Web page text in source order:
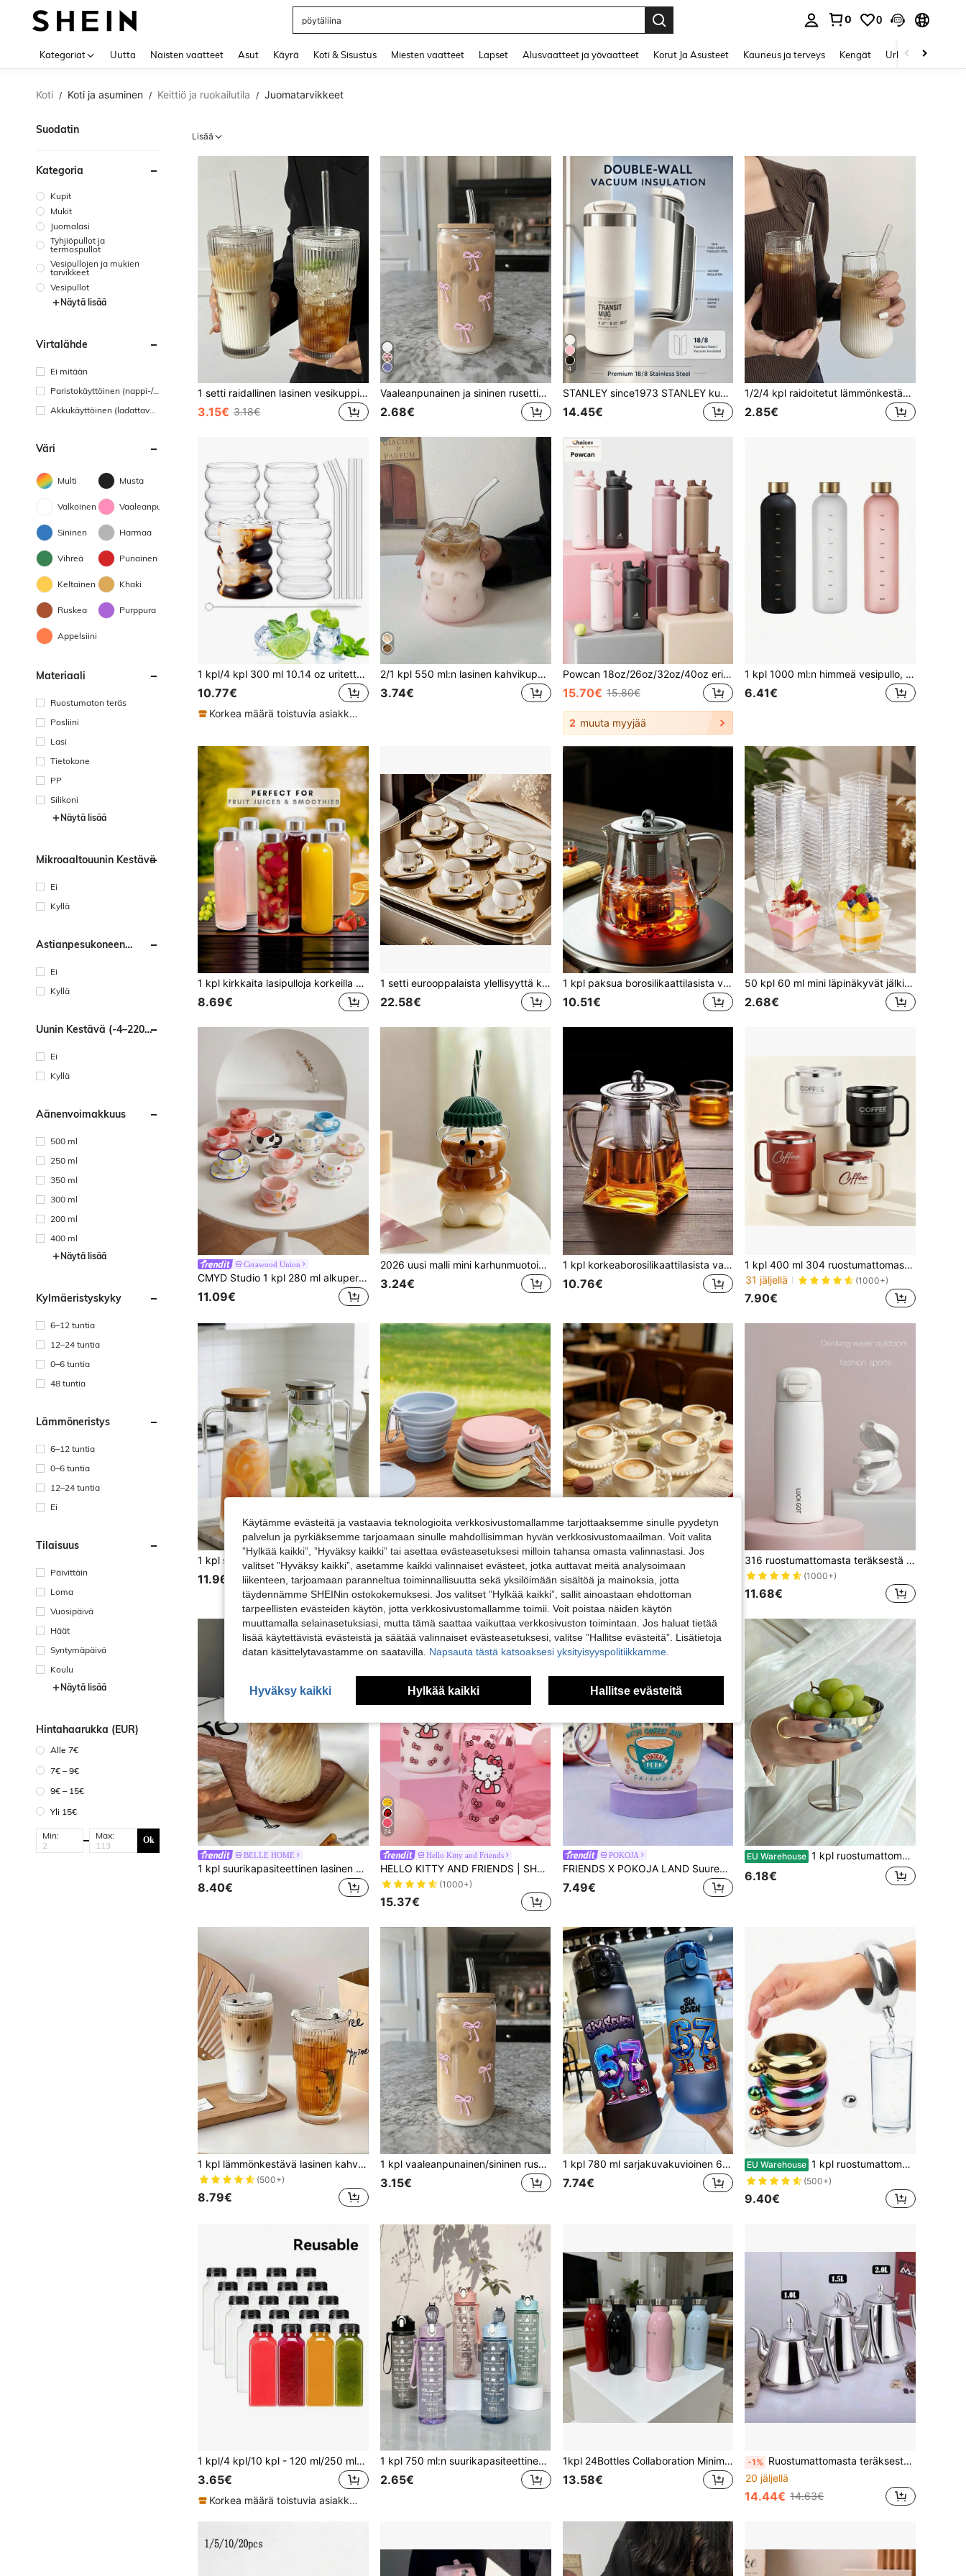
nails
0 0
Kategoriat Uutta Naisten vaatteet Asut Käyrä Koti & Sisustus Miesten vaatteet Lapset Alusvaatteet ja yövaatteet Korut Ja Asusteet Kauneus ja terveys Kengät Urheilu & Ulkoilu
Koti / Koti ja asuminen / Keittiö ja ruokailutila / Juomatarvikkeet
Suodatin
Kategoria
Kupit
Mukit
Juomalasi
Tyhjiöpullot ja
termospullot
Vesipullojen ja mukien
tarvikkeet
Vesipullot
Näytä lisää
Virtalähde
Ei mitään
Paristokäyttöinen (nappi-/n
Akkukäyttöinen (ladattava
Väri
Multi Musta
Valkoinen Vaaleanpunainen
Sininen Harmaa
Vihreä Punainen
Keltainen Khaki
Ruskea Purppura
Appelsiini
Materiaali
Ruostumaton teräs
Posliini
Lasi
Tietokone
PP
Silikoni
Näytä lisää
Mikroaaltouunin Kestävä
Ei
Kyllä
Astianpesukoneen
Ei
Kyllä
Uunin Kestävä (-4–220
Ei
Kyllä
Äänenvoimakkuus
500 ml
250 ml
350 ml
300 ml
200 ml
400 ml
Näytä lisää
Kylmäeristyskyky
6–12 tuntia
12–24 tuntia
0–6 tuntia
48 tuntia
Lämmöneristys
6–12 tuntia
0–6 tuntia
12–24 tuntia
Ei
Tilaisuus
Päivittäin
Loma
Vuosipäivä
Häät
Syntymäpäivä
Koulu
Näytä lisää
Hintahaarukka (EUR)
Alle 7€
7€ – 9€
9€ – 15€
Yli 15€
Min: Max: Ok
Lisää
1 setti raidallinen lasinen vesikuppi pillillä ja kannella, kannettava minimalistinen pystysuoraan raidallinen lasikuppi, korkealaatuinen kahvi- ja mehukuppi, monikäyttöinen juoma-astia, sopii kotiin, toimistoon, rannalle ja erilaisiin juhliin, sopii kahville, teelle, viskille, maidolle, jääkahville ja latelle, esteettinen
3.15€ 3.18€
Vaaleanpunainen ja sininen rusettikuosinen lasimuki bambukannella ja pillillä, jääkahvimuki kylmille juomille, smoothieille ja teelle, monikäyttöinen astianpesukoneen kestävä keittiölasitavara
2.68€
4
STANLEY since1973 STANLEY kuumaa ja kylmää säilyttävä eristetty muki, muodikas ruostumattomasta teräksestä valmistettu matkailukuppi, vuotamaton uudelleenkäytettävä kaksiseinäinen kahvikuppi, sopii kuumille ja kylmille juomille, kivennäisvedelle, hedelmäteelle, mehulle ja kahville, lahja
14.45€
1/2/4 kpl raidoitetut lämmönkestävät lasiset kupit, suuret yksikerroksiset kirkkaat mukit jääkahville, maidolle, mehulle ja matchalle, kausien ympäri käytettävä päivittäinen juomatarvike, monikäyttöinen lasinen tumbleri, kaunis ystävänpäivälahja ja romanttinen sisustus, kupit ilman pilliä, myydään erikseen
2.85€
1 kpl/4 kpl 300 ml 10.14 oz uritettu lasimuki pillillä, aaltoileva läpinäkyvä lasimuki, luova kahvikuppi, juomamuki, aamiaislasi, sopii vedelle, kaurapuurolle, kahville, juomille, maidolle ja mehulle, lahjaksi perheelle, ystäville ja tyttöystävälle, syntymäpäivälahja, kiitospäivälahja, Halloween-lahja
10.77€
Korkea määrä toistuvia asiakkaita
2/1 kpl 550 ml:n lasinen kahvikuppi (ilman pilliä) kotikäyttöön, sopii naisille, juomajuoma maitoteekuppi, koti- ja toimistokäyttöön jääkahviin, mehuun, juomiin ja maitoon, halloweeniin, joulujuhliin, festivaalitarvikkeisiin
3.74€
Powcan 18oz/26oz/32oz/40oz eristetty vesipullo, jossa 2-in-1 pilli ja kaatonokka, pitää juomat jääkylminä, vuotamaton, kaksinkertainen seinämä ruostumattomasta teräksestä valmistettu pullo kuntoiluun, urheiluun, kouluun ja matkoille
15.70€ 15.80€
2 muuta myyjää
1 kpl 1000 ml:n himmeä vesipullo, vuotamaton kannettava urheiluvesikuppi, sopii ulkoiluun, retkeilyyn, ajamiseen, pyöräilyyn
6.41€
1 kpl kirkkaita lasipulloja korkeilla 18 unssia ja 24 unssia, uudelleenkäytettäviä lasisia vesipulloja ruostumattomasta teräksestä valmistetulla korkilla mehustamiseen, jääkaappi, 100 % vuotamaton, lasiset mehupullot, mehukuppi, kahvikuppi, juomavesipullo kuntoiluun, kuntosalille ja ulkoiluun, sopii sekä kylmille että kuumille juomille, äitienpäivä- ja isänpäivälahjat, perheen keittiöjuhlat, toimisto-, poikaystävä- ja tyttöystävälahjat
8.69€
1 setti eurooppalaista ylellisyyttä kultareunaista keraamista kahvikuppisettiä lusikalla, amerikkalaista kahvikuppia ja lautasta, maitoteekuppia, kultareunaista keraamista kahvikuppia ja lautasta, eleganttia turkkilaista kahvikuppia ja lautasta, sopii teekutsuille, iltapäiväteelle, aamuteelle, kokoontumisille ja muuhun
22.58€
1 kpl paksua borosilikaattilasista valmistettu teekannu ruostumattomasta teräksestä valmistetulla teekannulla, lämmönkestävä lasinen teekannu, teesetti Gaiwan-kannu Pu-Erh/Oolong-juomille, 450ml/550ml/750ml/950ml/1300ml, ulkoiluun, retkeilyyn
10.51€
50 kpl 60 ml mini läpinäkyvät jälkiruokakupit (jälkiruokavalokuvauskuppeihin), uudelleenkäytettävät, sopivat kakuille, vanukkaalle, hyytelölle ja alkupaloille, täydelliset häihin, juhliin, syntymäpäiväjuhliin, tyylikkäisiin jälkiruokatarjoiluihin ja ulkoruokailuun, voidaan käyttää jogurttiin, panna cottaan, juustokakkuun, vanukkaaseen, hyytelöön ja alkupaloihin, pinottava malli, helppo säilyttää, kuljettaa ja puhdistaa, mousse-kupit, pienet neliönmuotoiset läpinäkyvät hyytelökupit, mini neliönmuotoiset alkupalokupit, uudelleenkäytettävät vaahtomuoviset jälkiruokakulhot, sopivat kakuille, juhliin, häihin, maistiaisetilaisuuksiin, piirakoille ja muihin tilaisuuksiin
2.68€
Cerawood Union
CMYD Studio 1 kpl 280 ml alkuperäinen pohjoismaiseen tyyliin käsintehty keraaminen kahvikuppi- ja lautassetti, monivärinen ruutu, sydän, pilvi, kukkakuvio, sopii iltapäiväteelle, maidolle, lattelle, jälkiruokalautasille - loistava lahja
11.09€
2026 uusi malli mini karhunmuotoinen lasimuki, hunajakarhu-pillimuki vihreällä hattukannella ja pillillä, läpinäkyvä suloinen karhupullo juomiseen, söpö lasiastia kotiin ja toimistoon, lahja, lukemiseen, juhlapäivälahja, leikkisä juoma-astia, kouluunpaluu
3.24€
1 kpl korkeaborosilikaattilasista valmistettu teekannu, kotitalousteekannu, ruostumattomasta teräksestä valmistettu suodatinteesetti, kung fu -teesetti ja Tianyuanin paikallinen teekannu.
10.76€
1 kpl 400 ml 304 ruostumattomasta teräksestä valmistettu kahvimuki kannella ja kahvalla, kaksikerroksinen lämpöeristetty kahvikuppi, kannettava vuotamaton juomakuppi, polttamaton maiti-, kahvi- ja vesikuppi opiskelijoille ja aikuisille kotiin, toimistoon, retkelle ja kouluun
31 jäljellä
(1000+)
7.90€
11.96€
1 kpl silikoninen kokoontaitettava matkamuki kannella, teleskooppinen uudelleenkäytettävä laajennettava kannettava juomamuki, ulkoilu- ja urheilumuki, silikoninen taitettava muki avainrenkaalla, sopii taskuun, lompakkoon ja reppuun, matkailuun, ruostumattomasta teräksestä valmistettu kokoontaitettava juoma-astia
4.03€
Korkea määrä toistuvia asiakkaita
8.69€
316 ruostumattomasta teräksestä valmistettu kaksinkertainen juomasuulla varustettu eristetty kuppi, unisex-opiskelijaurheiluun tarkoitettu kannettava korkealaatuinen 2-in-1-urheilupullo, koulu- tai retkipullo
(1000+)
11.68€
BELLE HOME
1 kpl suurikapasiteettinen lasinen kahvikuppi, huippuluokan latte-taidekuppi, luova paksu kylmäjuomavesikuppi takaisin kouluun
8.40€
24
Hello Kitty and Friends
HELLO KITTY AND FRIENDS | SHEIN Suuri lasikuppi söpöllä rusetti- ja kissakuviolla, sopii kuumille ja kylmille juomille, kuten kahville, maidolle ja mehulle
(1000+)
15.37€
POKOJA
FRIENDS X POKOJA LAND Suuren tilavuuden lasimuki söpöllä rusetti- ja kissakuviolla, sopii kuumille ja kylmille juomille kuten kahville, maidolle ja mehulle
7.49€
EU Warehouse 1 kpl ruostumattomasta teräksestä valmistettu jäätelökulho, sundae-kulho, jälkiruokakulho, taatelisnacksikulho, hedelmäsalaattikulho, jogurtti-, snack- ja karkkikulho, salaatti-, hedelmä- ja vanukaskulho, juhliin, pyhiin, festivaaleihin ja perhejuhliin
6.18€
1 kpl lämmönkestävä lasinen kahvikuppi kannella ja pillillä - vuotamaton kannettava kuumajuomakuppi, sopii toimistoon ja ulkokäyttöön, muodikas pillikuppi, yksinkertainen kahvikuppi kannella, läpinäkyvä lasinen pillikuppi, toimistokahvikuppi, lasinen kahvikuppi kannella ja pillillä, pillikuppi kannella, kahvikuppi pillillä, juomakuppi kannella ja pillillä takaisin kouluun
(500+)
8.79€
1 kpl vaaleanpunainen/sininen rusettikuvioinen 16 oz läpinäkyvä kahvikuppi bambukannella ja pillillä, suuren kapasiteetin kannettava juomakuppi ulkoiluun ja matkustamiseen, kesän ja talven juomatarvike, syntymäpäivä-, juhla- ja joululahja, lasinen vesipullo, kuppi, jääkahvikuppi, söpö esine, morsiusneitolahja, lasikuppi
3.15€
1 kpl 780 ml sarjakuvakuvioinen 67-teemainen kesäinen vesipullo, sarjakuvavesipullo, urheiluun ja ulkoiluun, kannettava, kevyt, pyöreä, sopii juoksuun ja urheiluun, koulun ensimmäiseen päivään, kouluunpaluulahja, juhliin, matkustamiseen, koulun vesipullo, ihanteellinen lahja syntymäpäiväksi, valmistujaisiin, pojille, tytöille ja nuorille
7.74€
EU Warehouse 1 kpl ruostumattomasta teräksestä valmistettu rannekoru piilotettu viinapullosetti, sopii viskille, vodkalle ja muille alkoholijuomille, urheilujuomapullo, ulkoiluaktiviteetit, naisten rannetarvikkeet, retkeilybaarivarusteet
(500+)
9.40€
1 kpl/4 kpl/10 kpl - 120 ml/250 ml/450 ml - vuotamaton läpinäkyvä muovinen mehupullo - sopii pirtelöille, maidolle ja kotitekoisille juomille - mehupuristusastia hedelmätarroilla
3.65€
Korkea määrä toistuvia asiakkaita
1 kpl 750 ml:n suurikapasiteettinen PC-vesipullo, urheilu- ja kuntoilukäyttöön tarkoitettu kannettava pillimuki, sopii kotiin, ulkoiluun, juomamukiin, kahvikuppiin, maitoteekuppiin, ulkovesipulloon, juomamukiin, vesipulloon, vesikannuun, taloustavaroihin, ulkotarvikkeisiin, kodin sisustukseen, kotitaloustarvikkeisiin, lahjaan naisille, lahjaan miehille, lahjaan äidille, lahjaan isälle, lahjaan isoisälle, lahjaan isoäidille
2.65€
1kpl 24Bottles Collaboration Minimalistinen Eristetty Vesipullo, 24 tunnin lämpötilan säätö, Materiaali, Uudelleenkäytettävä Toimistoon, Ulkoiluun, Retkeilyyn
13.58€
-1% Ruostumattomasta teräksestä valmistettu paksuvedon vedenkeitin irrotettavalla infuuserilla, suodatettu öljykannu kahvitarjoilija ja teepannu, sopii hotelleihin ja ravintoloihin, täydellinen teen hauduttamiseen, induktioliedelle yhteensopiva, sopii kotiin ja ulkokäyttöön
20 jäljellä
14.44€ 14.63€
Käytämme evästeitä ja vastaavia teknologioita verkkosivustomallamme tarjottaaksemme sinulle pyydetyn
palvelun ja pyrkiäksemme tarjoamaan sinulle mahdollisimman hyvän verkkosivustomaailman. Voit valita
”Hylkää kaikki”, ”Hyväksy kaikki” tai asettaa evästeasetuksesi milloin tahansa omasta valinnastasi. Jos
valitset ”Hyväksy kaikki”, asetamme kaikki valinnaiset evästeet, jotka auttavat meitä analysoimaan
liikenteen, tarjoamaan paranneltua toiminnallisuutta sekä yksilöimään sisältöä ja mainoksia, jotta
täydennämme SHEINin ostokokemuksesi. Jos valitset ”Hylkää kaikki”, sallit ainoastaan ehdottoman
tarpeellisten evästeiden käytön, jotta verkkosivustomallamme toimii. Voit poistaa näiden käytön
muuttamalla selainasetuksiasi, mutta tämä saattaa vaikuttaa verkkosivuston toimintaan. Jos haluat tietää
lisää käytettävistä evästeistä ja säätää valinnaiset evästeasetuksesi, valitse ”Hallitse evästeitä”. Lisätietoja
datan käsittelytavastamme on saatavilla. Napsauta tästä katsoaksesi yksityisyyspolitiikkamme.
Hyväksy kaikki Hylkää kaikki Hallitse evästeitä